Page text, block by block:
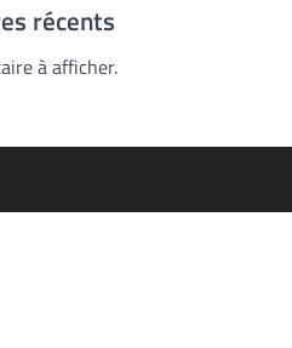
récents
à afficher.